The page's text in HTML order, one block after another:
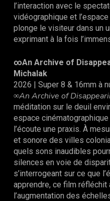
l’interaction avec le
vidéographique et
plonge le visiteur dans un
exprimant à la fois
∞An Archive of
Michalak
2026 | Super 8 & 16mm à
∞An Archive of
méditation sur le deuil
espace
l’écoute une praxis. À
et sonore des villes
quels sons inaudibles
silences en voie de
s’interrogeant sur ce que
apprendre, ce film
l’augmentation des